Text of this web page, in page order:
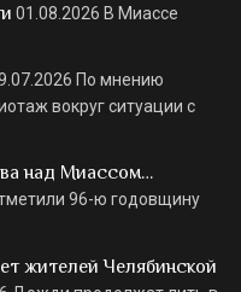
01.08.2026 В Миассе
По мнению
вокруг ситуации с
над Миассом…
96-ю годовщину
жителей Челябинской